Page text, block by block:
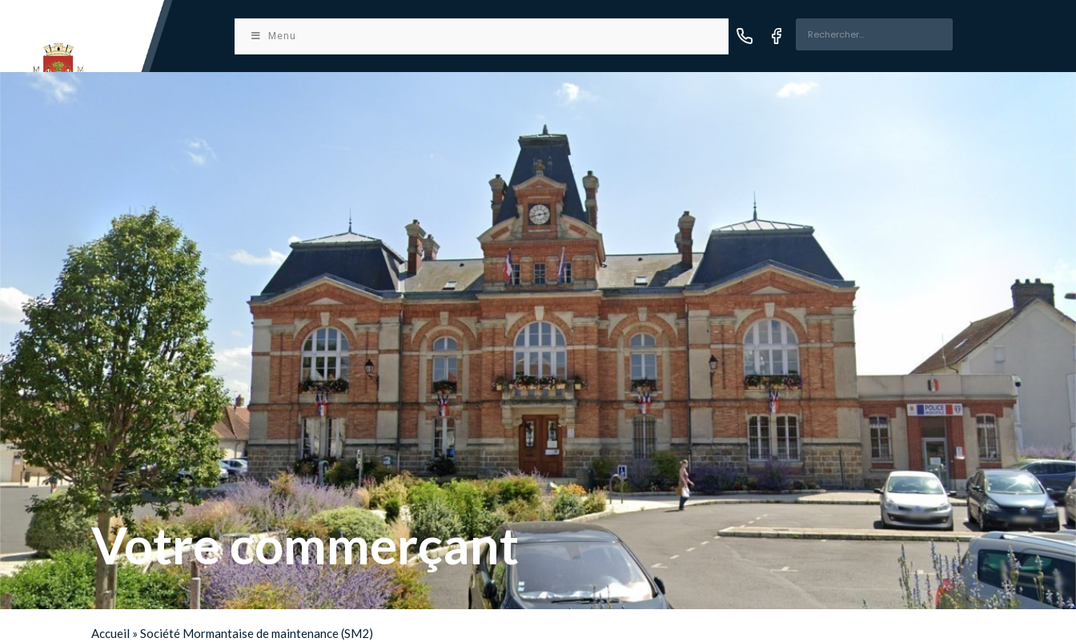
Menu
Votre commerçant
Accueil »Société Mormantaise de maintenance (SM2)